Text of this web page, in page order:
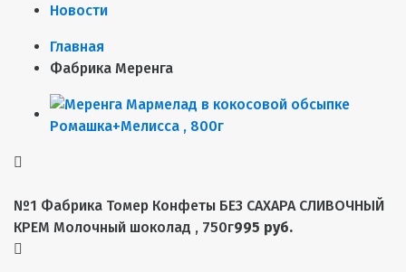
Новости
Главная
Фабрика Меренга
№1 Фабрика Томер Конфеты БЕЗ САХАРА СЛИВОЧНЫЙ
КРЕМ Молочный шоколад , 750г995 руб.